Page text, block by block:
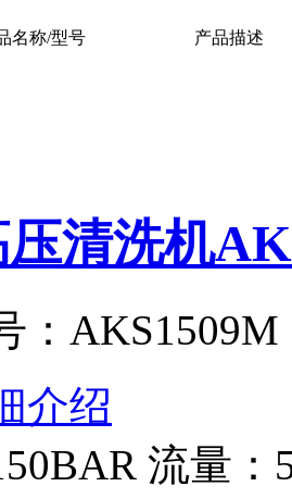
名称/型号 产品描述
清洗机
：AKS1509M
介绍
流量